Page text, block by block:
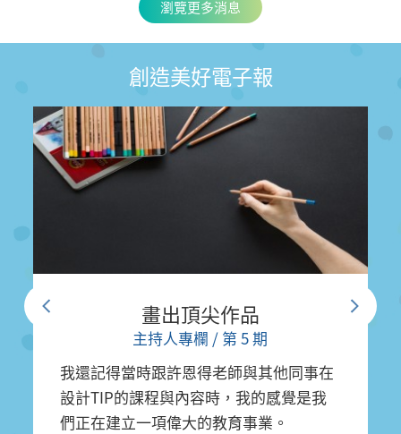
瀏覽更多消息
創造美好電子報
畫出頂尖作品
主持人專欄 / 第 5 期
我還記得當時跟許恩得老師與其他同事在
設計TIP的課程與內容時，我的感覺是我
們正在建立一項偉大的教育事業。